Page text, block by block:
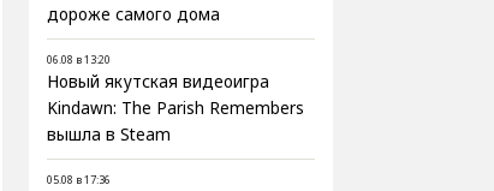
дороже самого дома
06.08 в 13:20
Новый якутская видеоигра
Kindawn: The Parish Remembers
вышла в Steam
05.08 в 17:36